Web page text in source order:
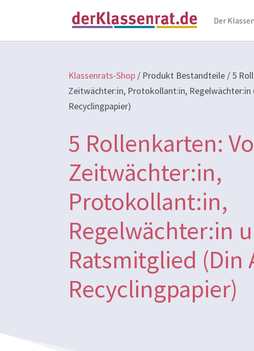
Der
Klassenrats-Shop / Produkt Bestandteile / 5
Zeitwächter:in, Protokollant:in, Regelwächter:in
Recyclingpapier)
5 Rollenkarten:
Zeitwächter:in,
Protokollant:in,
Regelwächter:in
Ratsmitglied (Din
Recyclingpapier)